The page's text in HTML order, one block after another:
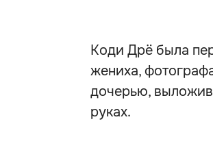
Коди Дрё была
жениха,
дочерью,
руках.